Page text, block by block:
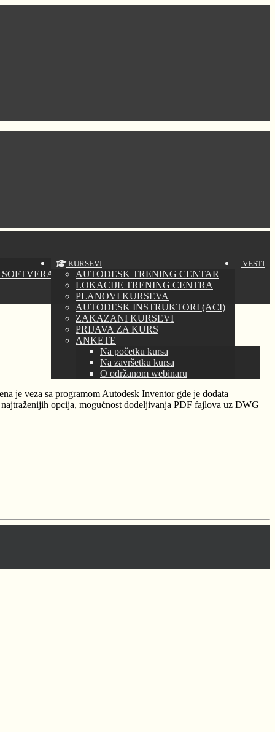
KURSEVI
AUTODESK TRENING CENTAR
LOKACIJE TRENING CENTRA
PLANOVI KURSEVA
AUTODESK INSTRUKTORI (ACI)
ZAKAZANI KURSEVI
PRIJAVA ZA KURS
ANKETE
Na početku kursa
Na završetku kursa
O održanom webinaru
VESTI
je veza sa programom Autodesk Inventor gde je dodata
opcija, mogućnost dodeljivanja PDF fajlova uz DWG